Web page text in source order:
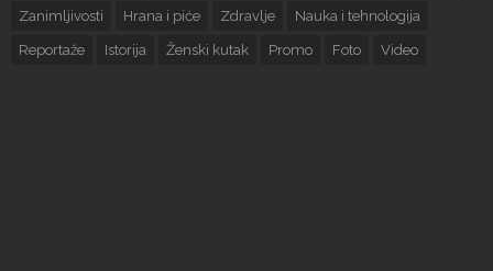
Zanimljivosti Hrana i piće Zdravlje Nauka i tehnologija
Reportaže Istorija Ženski kutak Promo Foto Video